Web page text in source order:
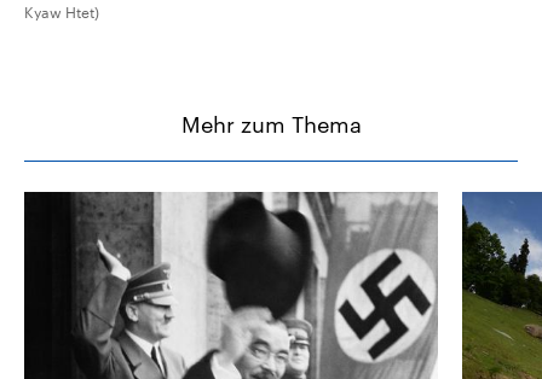
Kyaw Htet)
Mehr zum Thema